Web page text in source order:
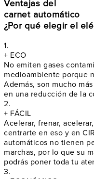
Ventajas del
carnet automático
¿Por qué elegir el
1.
+ ECO
No emiten gases
medioambiente porque
Además, son mucho
en una reducción de la
2.
+ FÁCIL
Acelerar, frenar,
centrarte en eso y en
automáticos no tienen
marchas, por lo que su
podrás poner toda tu
3.